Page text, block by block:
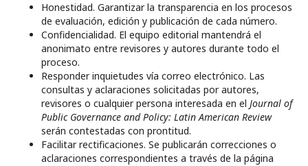
Honestidad. Garantizar la transparencia en los procesos
de evaluación, edición y publicación de cada número.
Confidencialidad. El equipo editorial mantendrá el
anonimato entre revisores y autores durante todo el
proceso.
Responder inquietudes vía correo electrónico. Las
consultas y aclaraciones solicitadas por autores,
revisores o cualquier persona interesada en el Journal of
Public Governance and Policy: Latin American Review
serán contestadas con prontitud.
Facilitar rectificaciones. Se publicarán correcciones o
aclaraciones correspondientes a través de la página